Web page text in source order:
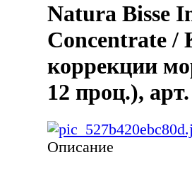
Natura Bisse
Concentrate /
коррекции
12 проц.),
Описание